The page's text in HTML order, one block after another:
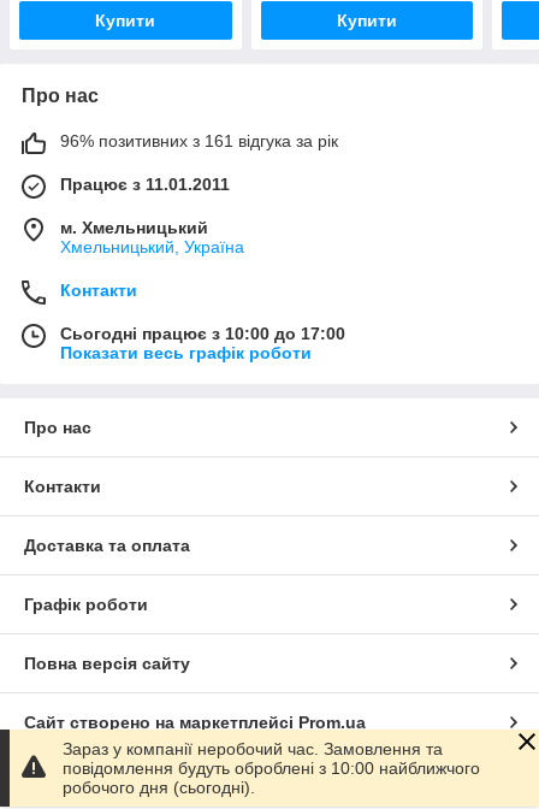
Купити Купити
Про нас
96% позитивних з 161 відгука за рік
Працює з 11.01.2011
м. Хмельницький
Хмельницький, Україна
Контакти
Сьогодні працює з 10:00 до 17:00
Показати весь графік роботи
Про нас
Контакти
Доставка та оплата
Графік роботи
Повна версія сайту
Сайт створено на маркетплейсі Prom.ua
Політика конфіденційності
Зараз у компанії неробочий час. Замовлення та
повідомлення будуть оброблені з 10:00 найближчого
робочого дня (сьогодні).